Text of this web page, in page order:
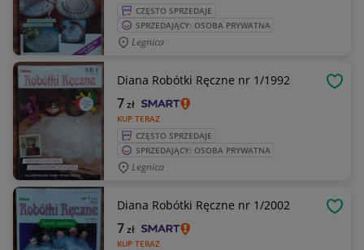
CZĘSTO SPRZEDAJE
SPRZEDAJĄCY: OSOBA PRYWATNA
Legnica
Diana Robótki Ręczne nr 1/1992
KUP TERAZ
7zł
CZĘSTO SPRZEDAJE
SPRZEDAJĄCY: OSOBA PRYWATNA
Legnica
Diana Robótki Ręczne nr 1/2002
KUP TERAZ
7zł